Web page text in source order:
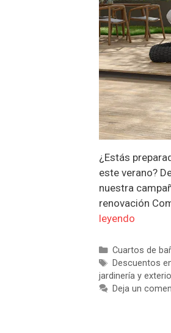
¿Estás
este verano?
nuestra
renovación
leyendo
Categorías
Cuartos de
Etiquetas
Descuentos
jardinería y
Deja un